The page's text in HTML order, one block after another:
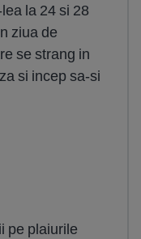
la 24 si 28
ziua de
se strang in
si incep sa-si
pe plaiurile